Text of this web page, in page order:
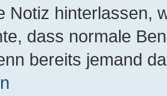
Notiz hinterlassen,
dass normale
bereits jemand